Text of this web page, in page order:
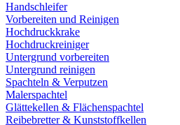
Handschleifer
Vorbereiten und Reinigen
Hochdruckkrake
Hochdruckreiniger
Untergrund vorbereiten
Untergrund reinigen
Spachteln & Verputzen
Malerspachtel
Glättekellen & Flächenspachtel
Reibebretter & Kunststoffkellen